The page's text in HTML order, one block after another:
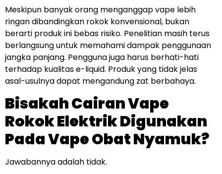
Meskipun banyak orang menganggap vape lebih
ringan dibandingkan rokok konvensional, bukan
berarti produk ini bebas risiko. Penelitian masih terus
berlangsung untuk memahami dampak penggunaan
jangka panjang. Pengguna juga harus berhati-hati
terhadap kualitas e-liquid. Produk yang tidak jelas
asal-usulnya dapat mengandung zat berbahaya.
Bisakah Cairan Vape
Rokok Elektrik Digunakan
Pada Vape Obat Nyamuk?
Jawabannya adalah tidak.